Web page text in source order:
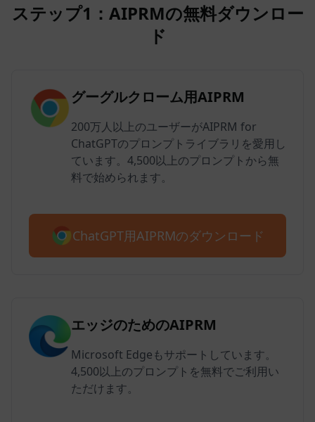
ステップ1：AIPRMの無料ダウンロー
ド
グーグルクローム用AIPRM
200万人以上のユーザーがAIPRM for
ChatGPTのプロンプトライブラリを愛用し
ています。4,500以上のプロンプトから無
料で始められます。
ChatGPT用AIPRMのダウンロード
エッジのためのAIPRM
Microsoft Edgeもサポートしています。
4,500以上のプロンプトを無料でご利用い
ただけます。